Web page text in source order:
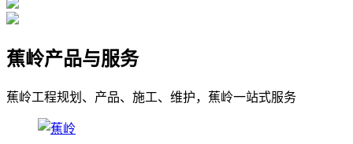
蕉岭产品与服务
蕉岭工程规划、产品、施工、维护，蕉岭一站式服务